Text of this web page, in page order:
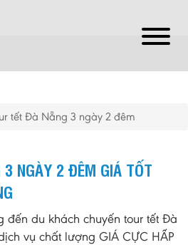
tết Đà Nẵng 3 ngày 2 đêm
NGÀY 2 ĐÊM GIÁ TỐT
du khách chuyến tour tết Đà
vụ chất lượng GIÁ CỰC HẤP